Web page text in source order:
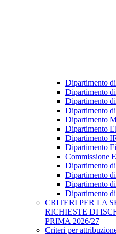
Dipartimento
Dipartimento
Dipartimento
Dipartimento
Dipartimento
Dipartimento
Dipartimento
Dipartimento
Commissione
Dipartimento
Dipartimento
Dipartimento
Dipartimento
CRITERI PER LA
RICHIESTE DI
PRIMA 2026/27
Criteri per